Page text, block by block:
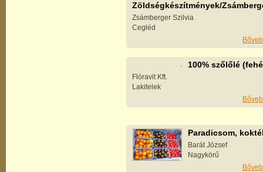
Zöldségkészítmények/
Zsámberger Szilvia
Cegléd
100% szőlőlé
Flóravit Kft.
Lakitelek
Paradicsom,
Barát József
Nagykörű